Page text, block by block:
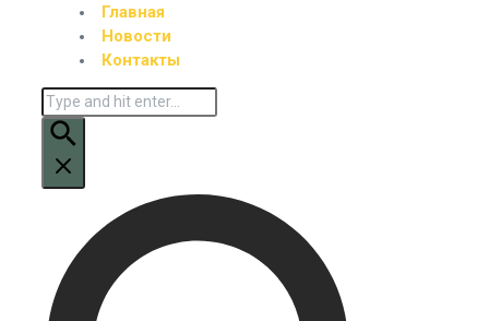
Главная
Новости
Контакты
Искать: